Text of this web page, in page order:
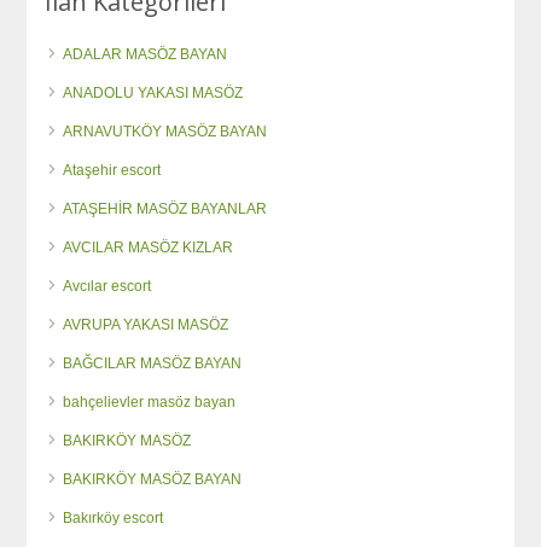
ADALAR MASÖZ BAYAN
ANADOLU YAKASI MASÖZ
ARNAVUTKÖY MASÖZ BAYAN
Ataşehir escort
ATAŞEHİR MASÖZ BAYANLAR
AVCILAR MASÖZ KIZLAR
Avcılar escort
AVRUPA YAKASI MASÖZ
BAĞCILAR MASÖZ BAYAN
bahçelievler masöz bayan
BAKIRKÖY MASÖZ
BAKIRKÖY MASÖZ BAYAN
Bakırköy escort